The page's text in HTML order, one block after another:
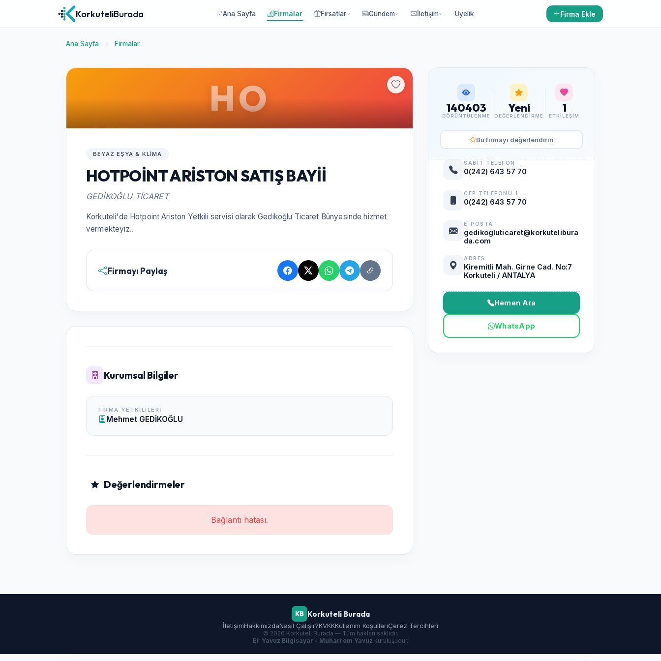
KorkuteliBurada Ana Sayfa Firmalar Fırsatlar Gündem İletişim Üyelik Firma Ekle
Ana Sayfa Firmalar
HO
BEYAZ EŞYA & KLIMA
HOTPOİNT ARİSTON SATIŞ BAYİİ
GEDİKOĞLU TİCARET
Korkuteli'de Hotpoint Ariston Yetkili servisi olarak Gedikoğlu Ticaret Bünyesinde hizmet
vermekteyiz..
Firmayı Paylaş
Kurumsal Bilgiler
FIRMA YETKILILERI
Mehmet GEDİKOĞLU
Değerlendirmeler
Bağlantı hatası.
140403
GÖRÜNTÜLENME
Yeni
DEĞERLENDIRME
1
ETKILEŞIM
Bu firmayı değerlendirin
SABIT TELEFON
0(242) 643 57 70
CEP TELEFONU 1
0(242) 643 57 70
E-POSTA
gedikogluticaret@korkutelibura
da.com
ADRES
Kiremitli Mah. Girne Cad. No:7
Korkuteli / ANTALYA
Hemen Ara
WhatsApp
KB Korkuteli Burada
İletişimHakkımızdaNasıl Çalışır?KVKKKullanım KoşullarıÇerez Tercihleri
© 2026 Korkuteli Burada — Tüm hakları saklıdır.
Bir Yavuz Bilgisayar - Muharrem Yavuz kuruluşudur.